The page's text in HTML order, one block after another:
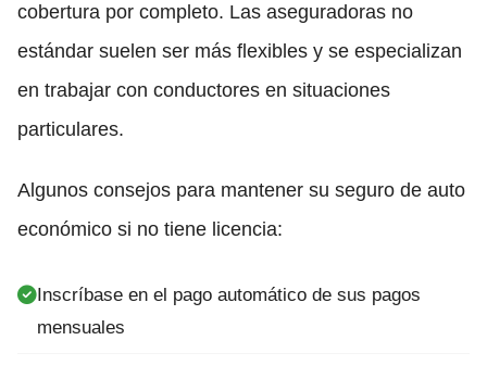
cobertura por completo. Las aseguradoras no
estándar suelen ser más flexibles y se especializan
en trabajar con conductores en situaciones
particulares.
Algunos consejos para mantener su seguro de auto
económico si no tiene licencia:
Inscríbase en el pago automático de sus pagos
mensuales